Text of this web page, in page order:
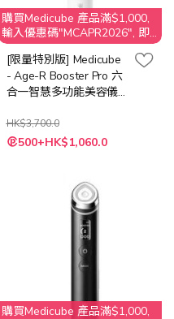
購買Medicube 產品滿$1,000,
輸入優惠碼"MCAPR2026", 即
享$50 折扣
[限量特別版] Medicube
- Age-R Booster Pro 六
合一智慧多功能美容儀
HK$3,700.0
特
殊 500+HK$1,060.0
購買Medicube 產品滿$1,000,